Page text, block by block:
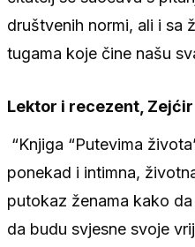
društvenih normi, ali i sa
tugama koje čine našu
Lektor i recezent,
“Knjiga “Putevima
ponekad i intimna,
putokaz ženama kako
da budu svjesne svoje